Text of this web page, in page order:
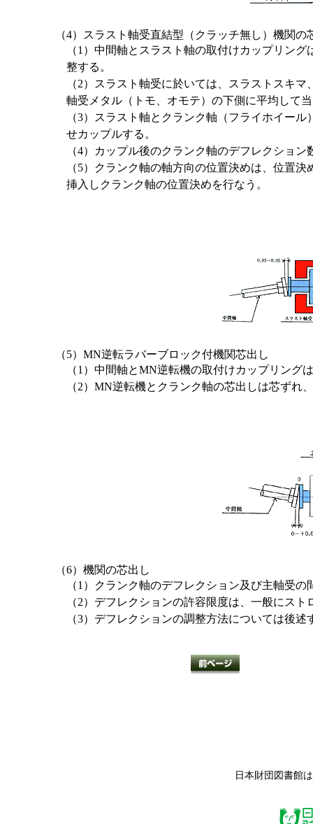
（4）スラスト軸受直結型（クラッチ無し）機関の
（1）中間軸とスラスト軸の取付けカップリン
整する。
（2）スラスト軸受に於いては、スラストスキ
軸受メタル（トモ、オモテ）の下側に平均して
（3）スラスト軸とクランク軸（フライホイー
せカップルする。
（4）カップル後のクランク軸のデフレクショ
（5）クランク軸の軸方向の位置決めは、位置
挿入しクランク軸の位置決めを行なう。
（5）MN逆転ラバーブロック付機関芯出し
（1）中間軸とMN逆転機の取付けカップリング
（2）MN逆転機とクランク軸の芯出しは芯ずれ
（6）機関の芯出し
（1）クランク軸のデフレクション及び主軸受
（2）デフレクションの許容限度は、一般にス
（3）デフレクションの調整方法については後述
日本財団図書館